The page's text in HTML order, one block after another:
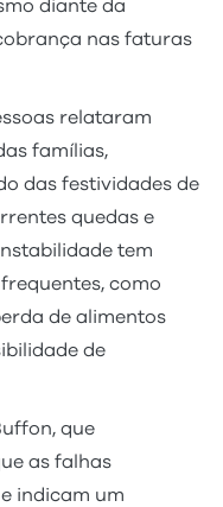
diante da
nas faturas
relataram
famílias,
das festividades de
quedas e
tem
como
de alimentos
de
que
as falhas
indicam um